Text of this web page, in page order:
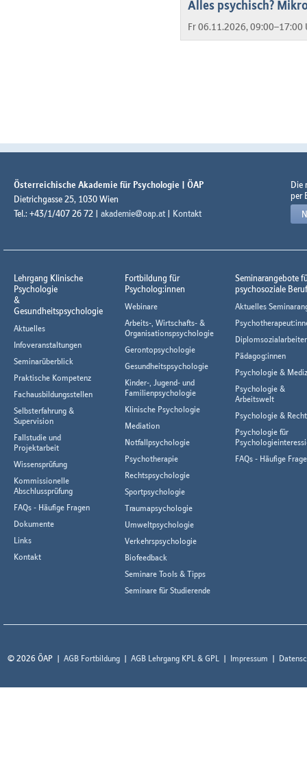
Alles psychisch?
Fr 06.11.2026, 09:00–17:00
Österreichische Akademie für Psychologie | ÖAP
Dietrichgasse 25, 1030 Wien
Tel.: +43/1/407 26 72 | akademie@oap.at | Kontakt
Die
per
Lehrgang Klinische
Psychologie
&
Gesundheitspsychologie
Aktuelles
Infoveranstaltungen
Seminarüberblick
Praktische Kompetenz
Fachausbildungsstellen
Selbsterfahrung &
Supervision
Fallstudie und
Projektarbeit
Wissensprüfung
Kommissionelle
Abschlussprüfung
FAQs - Häufige Fragen
Dokumente
Links
Kontakt
Fortbildung für
Psycholog:innen
Webinare
Arbeits-, Wirtschafts- &
Organisationspsychologie
Gerontopsychologie
Gesundheitspsychologie
Kinder-, Jugend- und
Familienpsychologie
Klinische Psychologie
Mediation
Notfallpsychologie
Psychotherapie
Rechtspsychologie
Sportpsychologie
Traumapsychologie
Umweltpsychologie
Verkehrspsychologie
Biofeedback
Seminare Tools & Tipps
Seminare für Studierende
Seminarangebote
psychosoziale
Aktuelles
Pädagog:innen
Psychologie &
Psychologie &
Arbeitswelt
Psychologie & Recht
Psychologie für
FAQs - Häufige
© 2026 ÖAP AGB Fortbildung AGB Lehrgang KPL & GPL Impressum